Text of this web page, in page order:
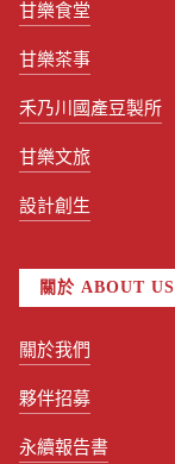
甘樂食堂
甘樂茶事
禾乃川國產豆製所
甘樂文旅
設計創生
關於 ABOUT US
關於我們
夥伴招募
永續報告書